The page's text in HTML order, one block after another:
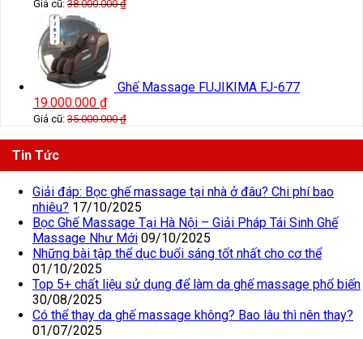
Giá cũ: 38.000.000₫
Ghế Massage FUJIKIMA FJ-677
19.000.000 ₫
Giá cũ: 35.000.000₫
Tin Tức
Giải đáp: Bọc ghế massage tại nhà ở đâu? Chi phí bao
nhiêu? 17/10/2025
Bọc Ghế Massage Tại Hà Nội – Giải Pháp Tái Sinh Ghế
Massage Như Mới 09/10/2025
Những bài tập thể dục buổi sáng tốt nhất cho cơ thể
01/10/2025
Top 5+ chất liệu sử dụng để làm da ghế massage phổ biến
30/08/2025
Có thể thay da ghế massage không? Bao lâu thì nên thay?
01/07/2025